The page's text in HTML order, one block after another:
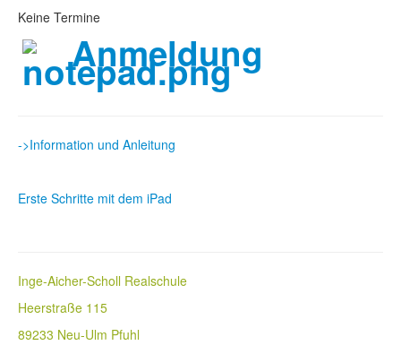
Keine Termine
Anmeldung
->Information und Anleitung
Erste Schritte mit dem iPad
Inge-Aicher-Scholl Realschule
Heerstraße 115
89233 Neu-Ulm Pfuhl